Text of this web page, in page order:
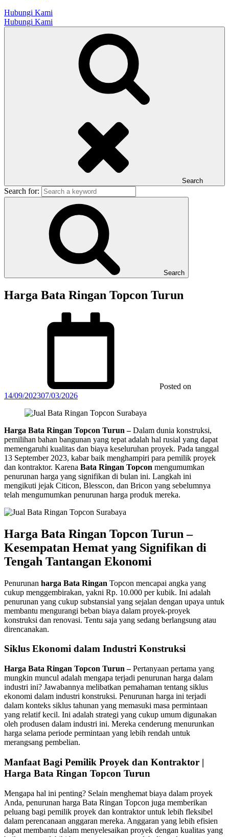
Hubungi Kami
Hubungi Kami
Search
Search for:
Search
Harga Bata Ringan Topcon Turun
Posted on
14/09/202307/03/2026
Harga Bata Ringan Topcon Turun –Dalam dunia konstruksi,
pemilihan bahan bangunan yang tepat adalah hal rusial yang dapat
memengaruhi kualitas dan biaya keseluruhan proyek. Pada tanggal
13 September 2023, kabar baik menghampiri para pemilik proyek
dan kontraktor. Karena Bata Ringan Topcon mengumumkan
penurunan harga yang signifikan di bulan ini. Langkah ini
mengikuti jejak Citicon, Blesscon, dan Bricon yang sebelumnya
telah mengumumkan penurunan harga produk mereka.
Harga Bata Ringan Topcon Turun –
Kesempatan Hemat yang Signifikan di
Tengah Tantangan Ekonomi
Penurunan harga Bata Ringan Topcon mencapai angka yang
cukup menggembirakan, yakni Rp. 10.000 per kubik. Ini adalah
penurunan yang cukup substansial yang sejalan dengan upaya untuk
membantu mengurangi beban biaya dalam proyek-proyek
konstruksi dan renovasi. Tentu saja yang sedang berlangsung atau
direncanakan.
Siklus Ekonomi dalam Industri Konstruksi
Harga Bata Ringan Topcon Turun –Pertanyaan pertama yang
mungkin muncul adalah mengapa terjadi penurunan harga dalam
industri ini? Jawabannya melibatkan pemahaman tentang siklus
ekonomi dalam industri konstruksi. Penurunan harga ini terjadi
dalam konteks siklus tahunan yang memasuki masa permintaan
yang relatif kecil. Ini adalah strategi yang cukup umum digunakan
oleh produsen dalam industri ini. Mereka cenderung menurunkan
harga selama periode permintaan yang lebih rendah untuk
merangsang pembelian.
Manfaat Bagi Pemilik Proyek dan Kontraktor |
Harga Bata Ringan Topcon Turun
Mengapa hal ini penting? Selain menghemat biaya dalam proyek
Anda, penurunan harga Bata Ringan Topcon juga memberikan
peluang bagi pemilik proyek dan kontraktor untuk lebih fleksibel
dalam perencanaan anggaran mereka. Anggaran yang lebih efisien
dapat membantu dalam menyelesaikan proyek dengan kualitas yang